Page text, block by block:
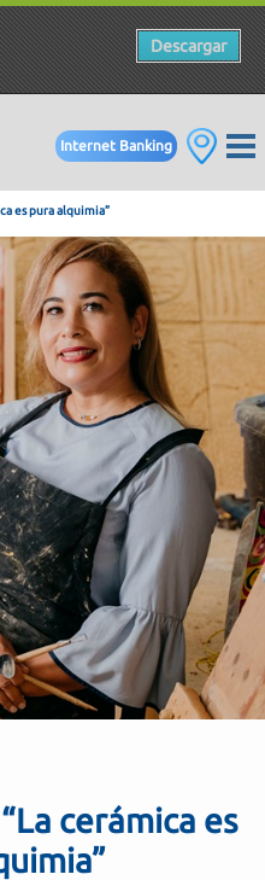
Descargar
Internet Banking
“la cer�mica es pura alquimia”
cerámica es